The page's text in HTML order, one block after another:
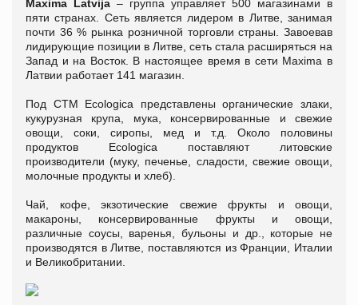
Maxima Latvija – группа управляет 500 магазинами в
пяти странах. Сеть является лидером в Литве, занимая
почти 36 % рынка розничной торговли страны. Завоевав
лидирующие позиции в Литве, сеть стала расширяться на
Запад и на Восток. В настоящее время в сети Maxima в
Латвии работает 141 магазин.
Под СТМ Ecologica представлены органические злаки,
кукурузная крупа, мука, консервированные и свежие
овощи, соки, сиропы, мед и т.д. Около половины
продуктов Ecologica поставляют литовские
производители (муку, печенье, сладости, свежие овощи,
молочные продукты и хлеб).
Чай, кофе, экзотические свежие фрукты и овощи,
макароны, консервированные фрукты и овощи,
различные соусы, варенья, бульоны и др., которые не
производятся в Литве, поставляются из Франции, Италии
и Великобритании.